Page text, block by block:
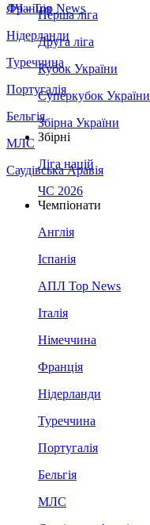
Франція
Нідерланди
Туреччина
Португалія
Бельгія
МЛС
Саудівська Аравія
ЛЧ - Top News
Перша ліга
Друга ліга
Кубок України
Суперкубок України
Збірна України
Збірні
Ліга націй
ЧС 2026
Чемпіонати
Англія
Іспанія
АПЛ Top News
Італія
Німеччина
Франція
Нідерланди
Туреччина
Португалія
Бельгія
МЛС